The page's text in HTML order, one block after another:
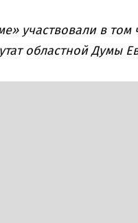
участвовали в
областной Думы